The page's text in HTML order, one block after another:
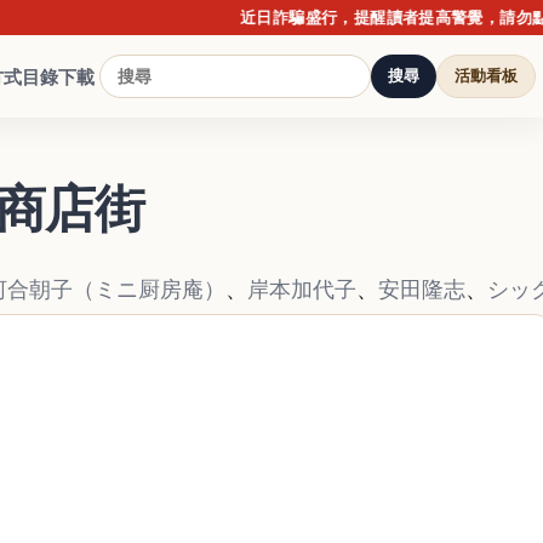
近日詐騙盛行，提醒讀者提高警覺，請勿點擊不明連
式目錄下載 搜尋 活動看板
店街
合朝子（ミニ厨房庵） 、 岸本加代子、 安田隆志、 シッ